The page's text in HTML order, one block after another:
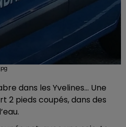
dans les Yvelines... Une
2 pieds coupés, dans des